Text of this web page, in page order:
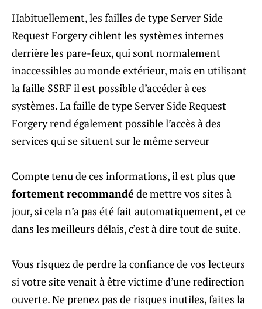
Habituellement, les failles de type Server Side
Request Forgery ciblent les systèmes internes
derrière les pare-feux, qui sont normalement
inaccessibles au monde extérieur, mais en utilisant
la faille SSRF il est possible d’accéder à ces
systèmes. La faille de type Server Side Request
Forgery rend également possible l’accès à des
services qui se situent sur le même serveur
Compte tenu de ces informations, il est plus que
fortement recommandé de mettre vos sites à
jour, si cela n’a pas été fait automatiquement, et ce
dans les meilleurs délais, c’est à dire tout de suite.
Vous risquez de perdre la confiance de vos lecteurs
si votre site venait à être victime d’une redirection
ouverte. Ne prenez pas de risques inutiles, faites la